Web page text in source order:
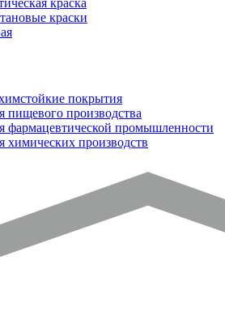
краска
краски
покрытия
пищевого производства
фармацевтической промышленности
химических производств